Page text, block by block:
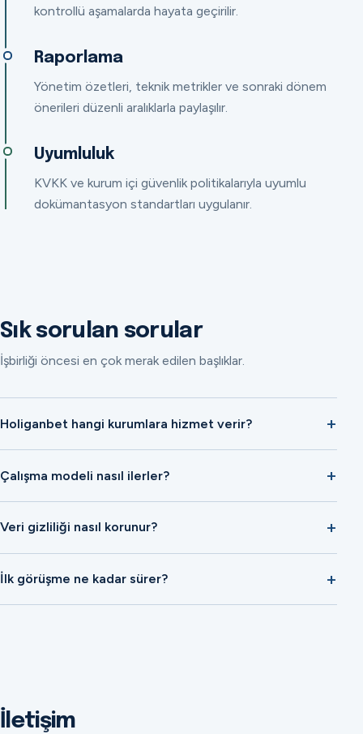
kontrollü aşamalarda hayata geçirilir.
Raporlama
Yönetim özetleri, teknik metrikler ve sonraki dönem
önerileri düzenli aralıklarla paylaşılır.
Uyumluluk
KVKK ve kurum içi güvenlik politikalarıyla uyumlu
dokümantasyon standartları uygulanır.
Sık sorulan sorular
İşbirliği öncesi en çok merak edilen başlıklar.
Holiganbet hangi kurumlara hizmet verir?
Çalışma modeli nasıl ilerler?
Veri gizliliği nasıl korunur?
İlk görüşme ne kadar sürer?
İletişim